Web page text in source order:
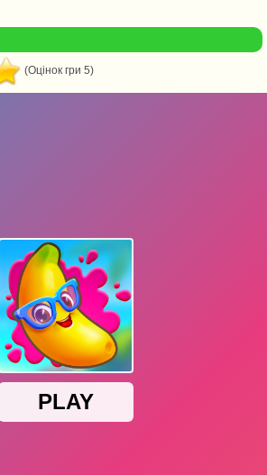
(Оцінок гри 5)